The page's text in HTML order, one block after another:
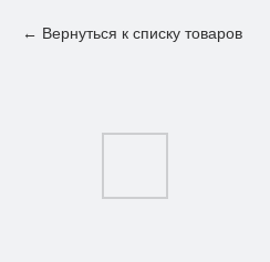
Вернуться к списку товаров